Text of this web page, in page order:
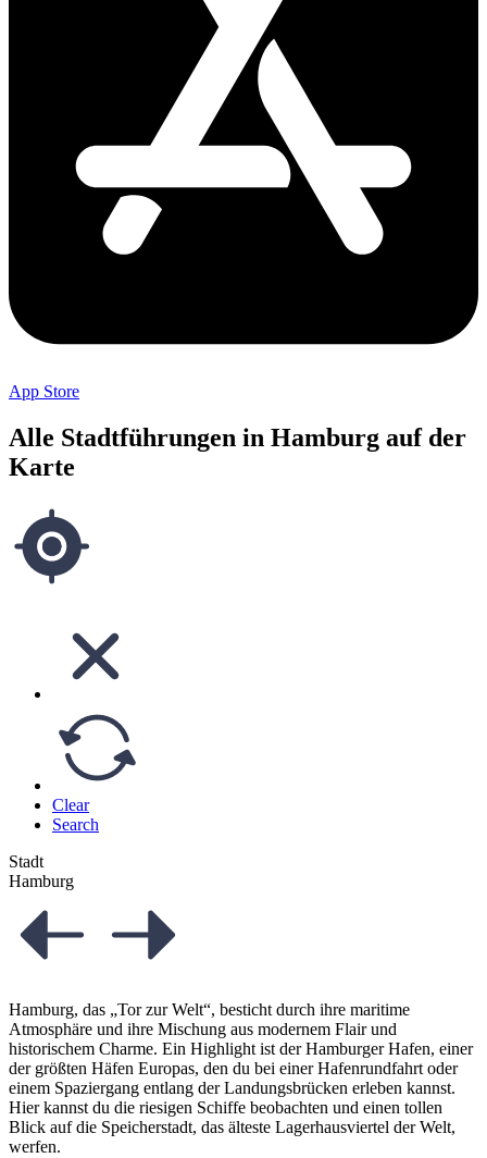
App Store
Alle Stadtführungen in Hamburg auf der
Karte
Clear
Search
Stadt
Hamburg
Hamburg, das „Tor zur Welt“, besticht durch ihre maritime
Atmosphäre und ihre Mischung aus modernem Flair und
historischem Charme. Ein Highlight ist der Hamburger Hafen, einer
der größten Häfen Europas, den du bei einer Hafenrundfahrt oder
einem Spaziergang entlang der Landungsbrücken erleben kannst.
Hier kannst du die riesigen Schiffe beobachten und einen tollen
Blick auf die Speicherstadt, das älteste Lagerhausviertel der Welt,
werfen.